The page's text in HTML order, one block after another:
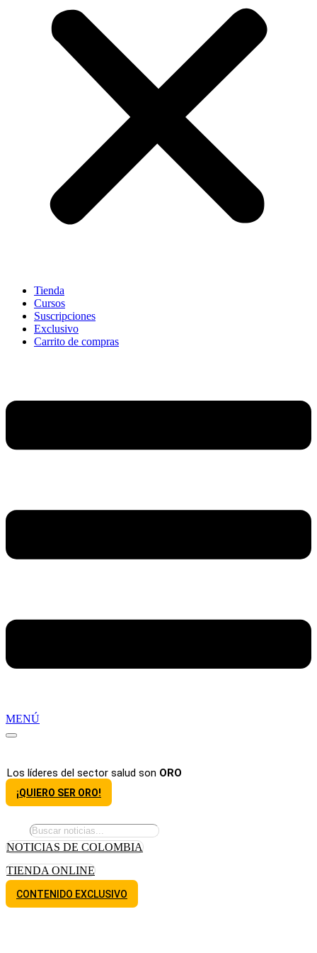
Tienda
Cursos
Suscripciones
Exclusivo
Carrito de compras
MENÚ
Los líderes del sector salud son ORO
¡QUIERO SER ORO!
NOTICIAS DE COLOMBIA
TIENDA ONLINE
CONTENIDO EXCLUSIVO